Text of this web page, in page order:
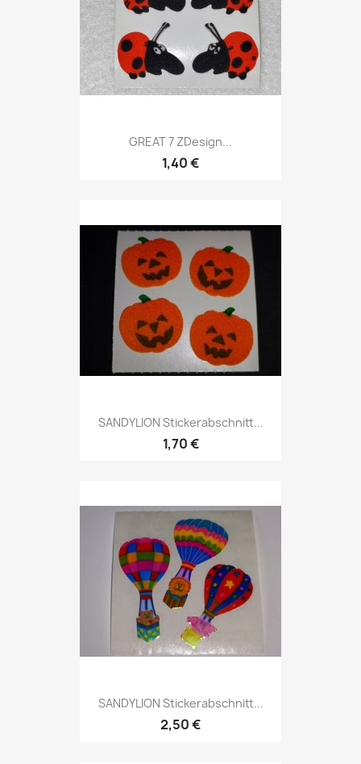
GREAT 7 ZDesign...
1,40 €
SANDYLION Stickerabschnitt...
1,70 €
SANDYLION Stickerabschnitt...
2,50 €